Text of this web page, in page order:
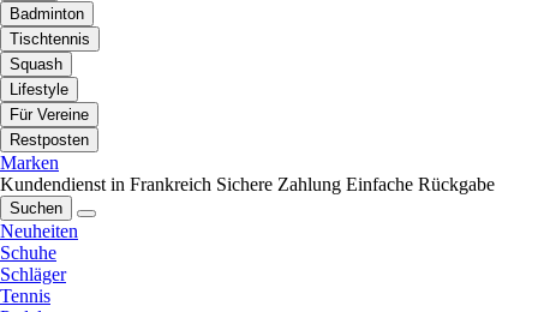
Badminton
Tischtennis
Squash
Lifestyle
Für Vereine
Restposten
Marken
Kundendienst in Frankreich Sichere Zahlung Einfache Rückgabe
Suchen
Neuheiten
Schuhe
Schläger
Tennis